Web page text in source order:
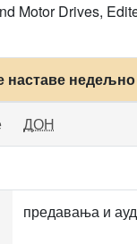
Motor Drives,
наставе
ДОН
предавања и